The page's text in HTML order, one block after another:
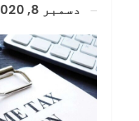
دسمبر 8, 2020